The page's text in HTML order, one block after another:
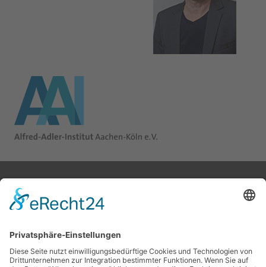
ALFRED-ADLER-INSTITUT AACHEN-KÖLN e.V.
Konrad-Adenauer-Ufer 33
KONTAKT
Tel. 0221/430 10 44